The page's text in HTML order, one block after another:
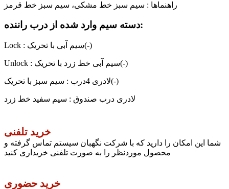
راهنماها : سیم سبز خط مشکی، سیم سبز خط قرمز
دسته سیم وارد شده از درب راننده:
Lock : سیم آبی با تحریک(-)
Unlock : سیم آبی خط زرد با تحریک(-)
لادری 4درب : سیم سبز با تحریک(-)
لادری درب صندوق : سیم سفید خط زرد
خرید تلفنی
شما این امکان را دارید که با شرکت نگهبان سیستم تماس گرفته و
محصول موردنظر را به صورت تلفنی خریداری کنید
خرید حضوری